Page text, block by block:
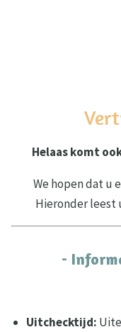
Helaas komt
We hopen dat u
Hieronder leest
-
Uitchecktijd: